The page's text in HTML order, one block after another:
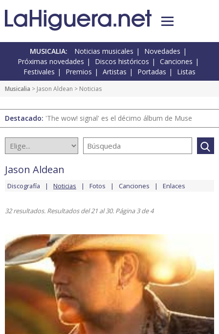
MUSICALIA: Noticias musicales
Novedades
Próximas novedades
Discos históricos
Canciones
Festivales
Premios Artistas Portadas Listas
Musicalia > Jason Aldean > Noticias
Destacado: 'The wow! signal' es el décimo álbum de Muse
Jason Aldean
Discografía Noticias Fotos Canciones Enlaces
32 resultados. Resultados del 21 al 30. Página 3 de 4